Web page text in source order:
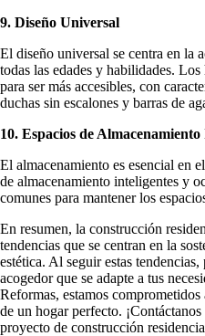
9. Diseño Universal
El diseño universal se centra en la
todas las edades y habilidades.
para ser más accesibles, con
duchas sin escalones y barras de
10. Espacios de
El almacenamiento es esencial en
de almacenamiento inteligentes y
comunes para mantener los
En resumen, la construcción
tendencias que se centran en la
estética. Al seguir estas
acogedor que se adapte a tus
Reformas, estamos
de un hogar perfecto.
proyecto de construcción